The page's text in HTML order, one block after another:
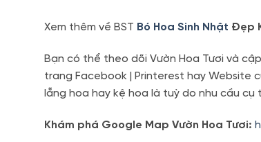
Xem thêm về BST Bó Hoa Sinh Nhật Đẹp
Bạn có thể theo dõi Vườn Hoa Tươi và
trang Facebook | Printerest hay Website
lẵng hoa hay kệ hoa là tuỳ do nhu cầu cụ
Khám phá Google Map Vườn Hoa Tươi: